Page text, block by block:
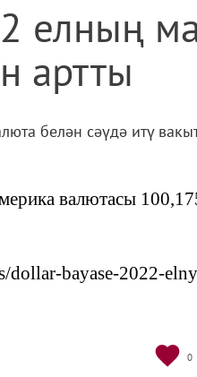
елның
артты
белән сәүдә итү
валютасы
dollar-bayase-2022-
0